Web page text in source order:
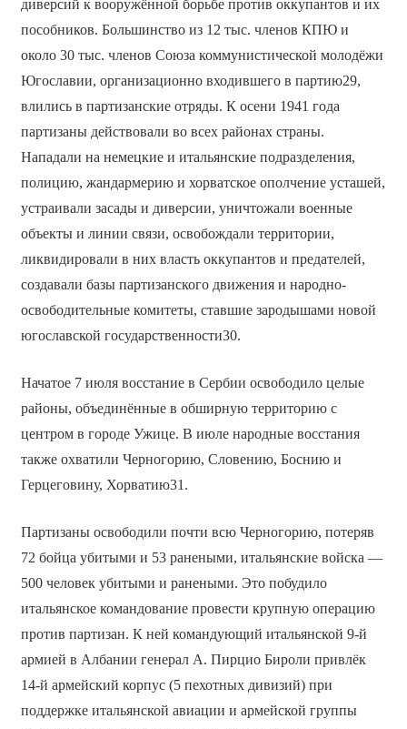
диверсий к вооружённой борьбе против оккупантов и их
пособников. Большинство из 12 тыс. членов КПЮ и
около 30 тыс. членов Союза коммунистической молодёжи
Югославии, организационно входившего в партию29,
влились в партизанские отряды. К осени 1941 года
партизаны действовали во всех районах страны.
Нападали на немецкие и итальянские подразделения,
полицию, жандармерию и хорватское ополчение усташей,
устраивали засады и диверсии, уничтожали военные
объекты и линии связи, освобождали территории,
ликвидировали в них власть оккупантов и предателей,
создавали базы партизанского движения и народно-
освободительные комитеты, ставшие зародышами новой
югославской государственности30.
Начатое 7 июля восстание в Сербии освободило целые
районы, объединённые в обширную территорию с
центром в городе Ужице. В июле народные восстания
также охватили Черногорию, Словению, Боснию и
Герцеговину, Хорватию31.
Партизаны освободили почти всю Черногорию, потеряв
72 бойца убитыми и 53 ранеными, итальянские войска —
500 человек убитыми и ранеными. Это побудило
итальянское командование провести крупную операцию
против партизан. К ней командующий итальянской 9-й
армией в Албании генерал А. Пирцио Бироли привлёк
14-й армейский корпус (5 пехотных дивизий) при
поддержке итальянской авиации и армейской группы